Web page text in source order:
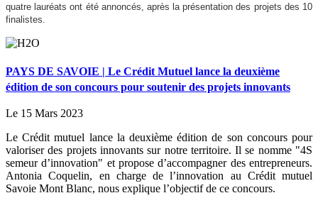
quatre lauréats ont été annoncés, après la présentation des projets des 10
finalistes.
PAYS DE SAVOIE | Le Crédit Mutuel lance la deuxième
édition de son concours pour soutenir des projets innovants
Le 15 Mars 2023
Le Crédit mutuel lance la deuxième édition de son concours pour
valoriser des projets innovants sur notre territoire. Il se nomme "4S
semeur d’innovation" et propose d’accompagner des entrepreneurs.
Antonia Coquelin, en charge de l’innovation au Crédit mutuel
Savoie Mont Blanc, nous explique l’objectif de ce concours.